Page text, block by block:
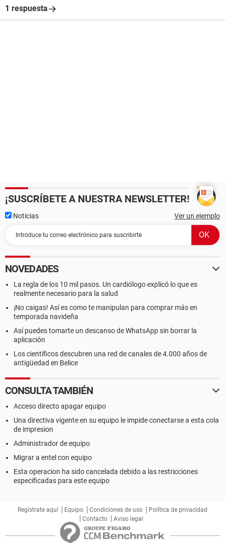
1 respuesta
¡SUSCRÍBETE A NUESTRA NEWSLETTER!
Noticias Ver un ejemplo
NOVEDADES
La regla de los 10 mil pasos. Un cardiólogo explicó lo que es
realmente necesario para la salud
¡No caigas! Así es como te manipulan para comprar más en
temporada navideña
Así puedes tomarte un descanso de WhatsApp sin borrar la
aplicación
Los científicos descubren una red de canales de 4.000 años de
antigüedad en Belice
CONSULTA TAMBIÉN
Acceso directo apagar equipo
Una directiva vigente en su equipo le impide conectarse a esta cola
de impresion
Administrador de equipo
Migrar a entel con equipo
Esta operacion ha sido cancelada debido a las restricciones
especificadas para este equipo
Regístrate aquí Equipo Condiciones de uso
Política de privacidad
Contacto
Aviso legal